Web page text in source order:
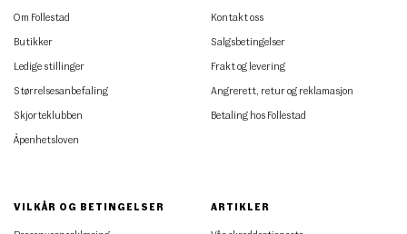
Om Follestad
Butikker
Ledige stillinger
Størrelsesanbefaling
Skjorteklubben
Åpenhetsloven
Kontakt oss
Salgsbetingelser
Frakt og levering
Angrerett, retur og reklamasjon
Betaling hos Follestad
VILKÅR OG BETINGELSER ARTIKLER